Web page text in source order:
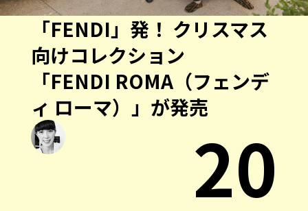
「FENDI」発！ クリスマス
向けコレクション
「FENDI ROMA（フェンデ
ィ ローマ）」が発売
20